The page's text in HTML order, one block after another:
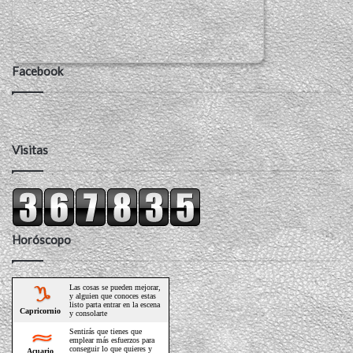
Facebook
Visitas
Horóscopo